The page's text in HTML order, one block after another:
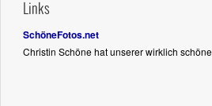
Links
SchöneFotos.net
Christin Schöne hat unserer wirklich